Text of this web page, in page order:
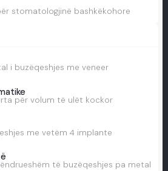
stomatologjinë bashkëkohore
i buzëqeshjes me veneer
për volum të ulët kockor
me vetëm 4 implante
të buzëqeshjes pa metal